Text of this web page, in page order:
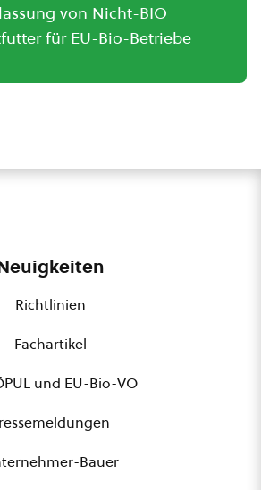
von Nicht-BIO
für EU-Bio-Betriebe
Richtlinien
Fachartikel
und EU-Bio-VO
Bauer